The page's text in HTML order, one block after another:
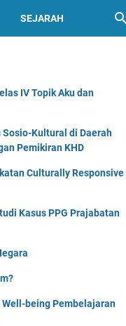
SEJARAH
IV Topik Aku dan
Kultural di Daerah
Pemikiran KHD
Culturally Responsive
Kasus PPG Prajabatan
being Pembelajaran